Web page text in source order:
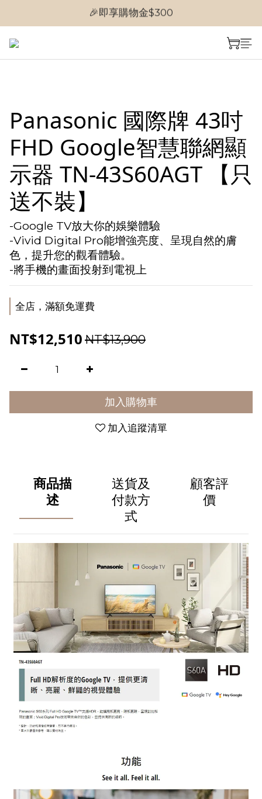
🎉首次加入會員
🎉首次加入會員
Panasonic 國際牌 43吋
FHD Google智慧聯網顯
示器 TN-43S60AGT 【只
送不裝】
-Google TV放大你的娛樂體驗
-Vivid Digital Pro能增強亮度、呈現自然的膚
色，提升您的觀看體驗。
-將手機的畫面投射到電視上
全店，滿額免運費
NT$12,510 NT$13,900
加入購物車
加入追蹤清單
商品描
述
送貨及
付款方
式
顧客評
價